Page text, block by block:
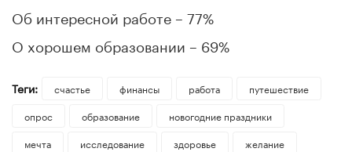
Об интересной работе – 77%
О хорошем образовании – 69%
Теги: счастье финансы работа
путешествие
опрос
образование
новогодние праздники
мечта
исследование здоровье
желание